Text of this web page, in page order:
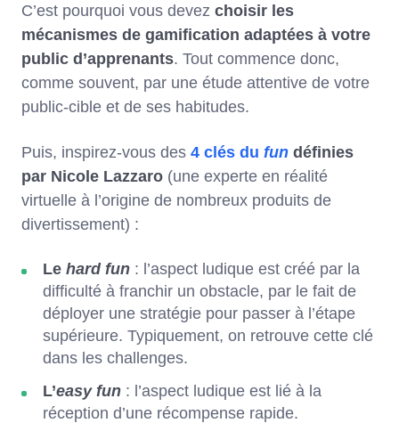
C’est pourquoi vous devez choisir les
mécanismes de gamification adaptées à votre
public d’apprenants. Tout commence donc,
comme souvent, par une étude attentive de votre
public-cible et de ses habitudes.
Puis, inspirez-vous des 4 clés du fun définies
par Nicole Lazzaro (une experte en réalité
virtuelle à l’origine de nombreux produits de
divertissement) :
Le hard fun : l’aspect ludique est créé par la
difficulté à franchir un obstacle, par le fait de
déployer une stratégie pour passer à l’étape
supérieure. Typiquement, on retrouve cette clé
dans les challenges.
L’easy fun : l’aspect ludique est lié à la
réception d’une récompense rapide.